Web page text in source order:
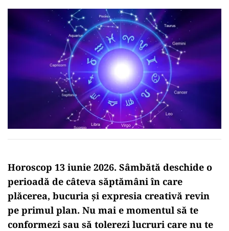
Horoscop 13 iunie 2026. Sâmbătă deschide o
perioadă de câteva săptămâni în care
plăcerea, bucuria și expresia creativă revin
pe primul plan. Nu mai e momentul să te
conformezi sau să tolerezi lucruri care nu te